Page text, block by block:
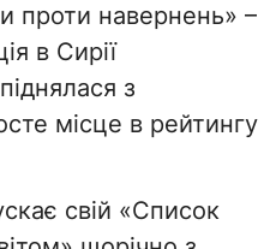
проти навернень» –
в Сирії
з
місце в рейтингу
свій «Список